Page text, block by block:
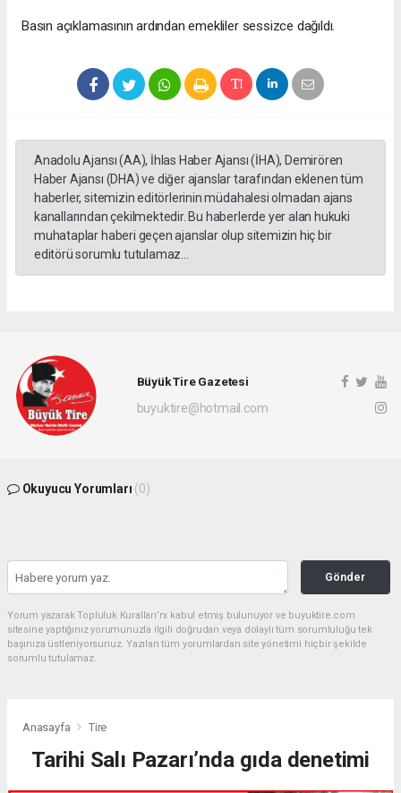
Basın açıklamasının ardından emekliler sessizce dağıldı.
Anadolu Ajansı (AA), İhlas Haber Ajansı (İHA), Demirören
Haber Ajansı (DHA) ve diğer ajanslar tarafından eklenen tüm
haberler, sitemizin editörlerinin müdahalesi olmadan ajans
kanallarından çekilmektedir. Bu haberlerde yer alan hukuki
muhataplar haberi geçen ajanslar olup sitemizin hiç bir
editörü sorumlu tutulamaz...
Büyük Tire Gazetesi
buyuktire@hotmail.com
Okuyucu Yorumları (0)
Gönder
Yorum yazarak Topluluk Kuralları’nı kabul etmiş bulunuyor ve buyuktire.com
sitesine yaptığınız yorumunuzla ilgili doğrudan veya dolaylı tüm sorumluluğu tek
başınıza üstleniyorsunuz. Yazılan tüm yorumlardan site yönetimi hiçbir şekilde
sorumlu tutulamaz.
Anasayfa Tire
Tarihi Salı Pazarı’nda gıda denetimi